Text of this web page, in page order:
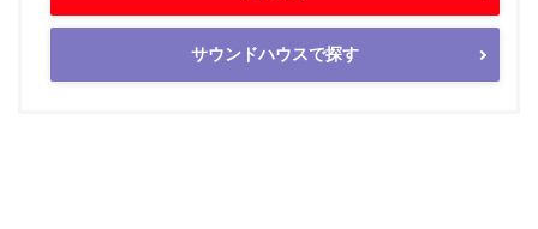
サウンドハウスで探す